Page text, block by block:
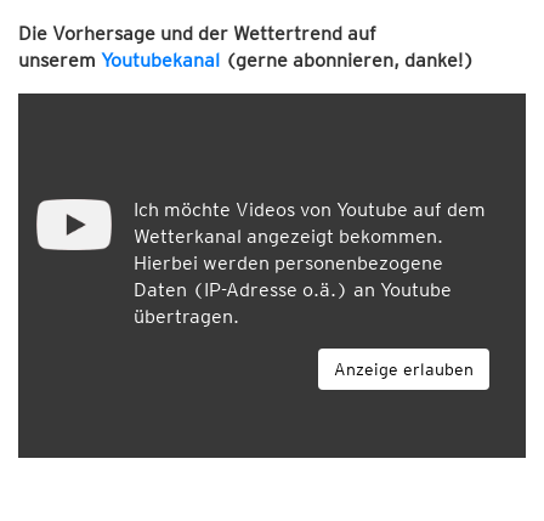
Die Vorhersage und der Wettertrend auf
unserem Youtubekanal (gerne abonnieren, danke!)
Ich möchte Videos von Youtube auf dem
Wetterkanal angezeigt bekommen.
Hierbei werden personenbezogene
Daten (IP-Adresse o.ä.) an Youtube
übertragen.
Anzeige erlauben